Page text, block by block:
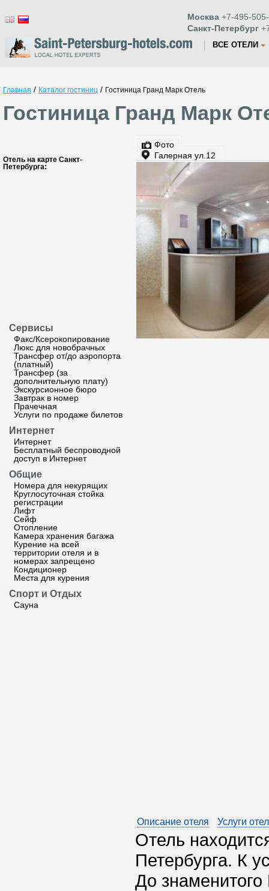
Москва +7-495-
Санкт-Петербург
ВСЕ ОТЕЛИ
Главная / Каталог гостиниц / Гостиница Гранд Марк Отель
Гостиница Гранд Марк
Отель на карте Санкт-
Петербурга:
Сервисы
Факс/Ксерокопирование
Люкс для новобрачных
Трансфер от/до аэропорта
(платный)
Трансфер (за
дополнительную плату)
Экскурсионное бюро
Завтрак в номер
Прачечная
Услуги по продаже билетов
Интернет
Интернет
Бесплатный беспроводной
доступ в Интернет
Общие
Номера для некурящих
Круглосуточная стойка
регистрации
Лифт
Сейф
Отопление
Камера хранения багажа
Курение на всей
территории отеля и в
номерах запрещено
Кондиционер
Места для курения
Спорт и Отдых
Сауна
Фото
Галерная ул.12
Описание отеля Услуги
Отель
Петербурга. К
До знаменитого